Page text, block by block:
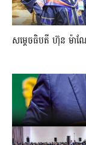
សម្តេចធិបតី ហ៊ុន ម៉ា